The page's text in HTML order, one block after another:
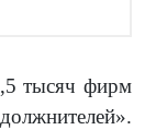
тысяч фирм